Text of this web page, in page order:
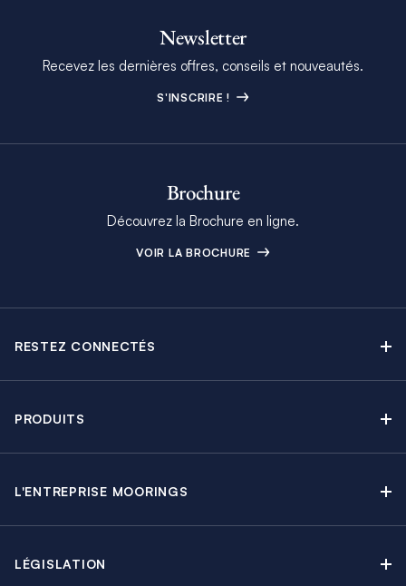
Newsletter
Recevez les dernières offres, conseils et nouveautés.
S'INSCRIRE !
Brochure
Découvrez la Brochure en ligne.
VOIR LA BROCHURE
RESTEZ CONNECTÉS
Offres en cours
PRODUITS
Groupes & Incentives
L'ENTREPRISE MOORINGS
LÉGISLATION